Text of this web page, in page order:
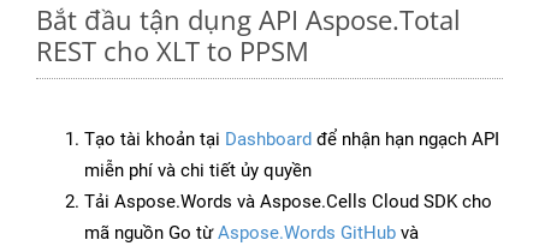
Bắt đầu tận dụng API Aspose.Total
REST cho XLT to PPSM
Tạo tài khoản tại Dashboard để nhận hạn ngạch API
miễn phí và chi tiết ủy quyền
Tải Aspose.Words và Aspose.Cells Cloud SDK cho
mã nguồn Go từAspose.Words GitHub và